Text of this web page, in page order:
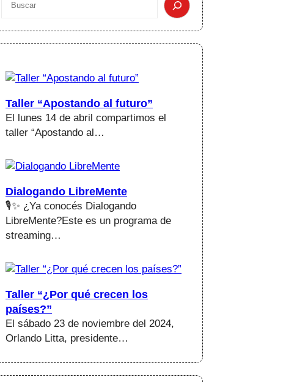
a
r
h
Taller “Apostando al futuro”
El lunes 14 de abril compartimos el
taller “Apostando al…
Dialogando LibreMente
🎙️✨ ¿Ya conocés Dialogando
LibreMente?Este es un programa de
streaming…
Taller “¿Por qué crecen los
países?”
El sábado 23 de noviembre del 2024,
Orlando Litta, presidente…